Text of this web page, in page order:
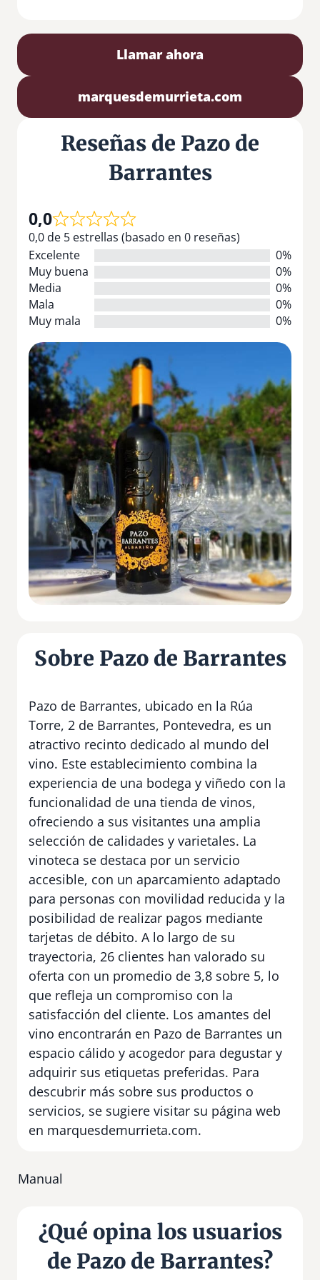
Llamar ahora
marquesdemurrieta.com
Reseñas de Pazo de
Barrantes
0,0
0,0 de 5 estrellas (basado en 0 reseñas)
Excelente
0%
Muy buena
0%
Media
0%
Mala
0%
Muy mala
0%
Sobre Pazo de Barrantes
Pazo de Barrantes, ubicado en la Rúa
Torre, 2 de Barrantes, Pontevedra, es un
atractivo recinto dedicado al mundo del
vino. Este establecimiento combina la
experiencia de una bodega y viñedo con la
funcionalidad de una tienda de vinos,
ofreciendo a sus visitantes una amplia
selección de calidades y varietales. La
vinoteca se destaca por un servicio
accesible, con un aparcamiento adaptado
para personas con movilidad reducida y la
posibilidad de realizar pagos mediante
tarjetas de débito. A lo largo de su
trayectoria, 26 clientes han valorado su
oferta con un promedio de 3,8 sobre 5, lo
que refleja un compromiso con la
satisfacción del cliente. Los amantes del
vino encontrarán en Pazo de Barrantes un
espacio cálido y acogedor para degustar y
adquirir sus etiquetas preferidas. Para
descubrir más sobre sus productos o
servicios, se sugiere visitar su página web
en marquesdemurrieta.com.
Manual
¿Qué opina los usuarios
de Pazo de Barrantes?